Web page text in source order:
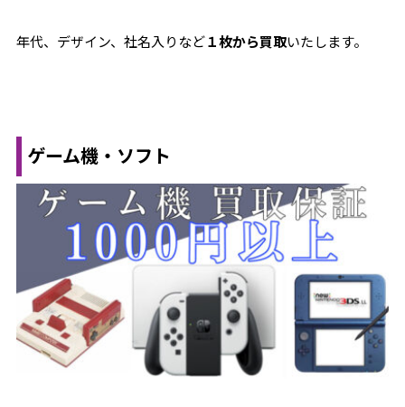
年代、デザイン、社名入りなど１枚から買取いたします。
ゲーム機・ソフト